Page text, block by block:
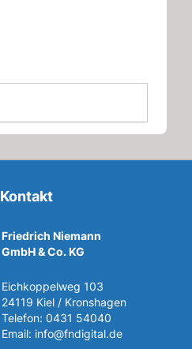
Kontakt
Friedrich Niemann
GmbH & Co. KG
Eichkoppelweg 103
24119 Kiel / Kronshagen
Telefon: 0431 54040
Email: info@fndigital.de